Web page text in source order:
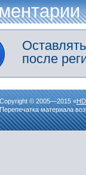
после
Copyright © 2005—2015 «
Перепечатка материала